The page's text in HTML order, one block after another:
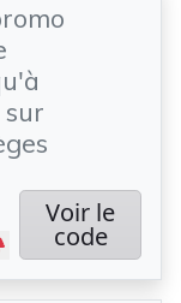
Voir le
code